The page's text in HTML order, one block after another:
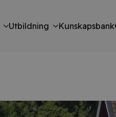
Utbildning Kunskapsbank